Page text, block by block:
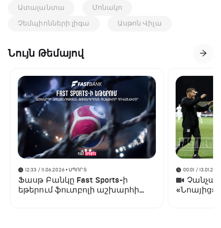
Ատալանտա
Մոնակո
Չեմպիոնների լիգա
Ասթոն Վիլա
Նույն Թեմայով
12:33 / 11.06.2026• ՍՊՈՐՏ
Ֆասթ Բանկը Fast Sports-ի
եթերում ֆուտբոլի աշխարհի
00:01 /
«Նոայից»